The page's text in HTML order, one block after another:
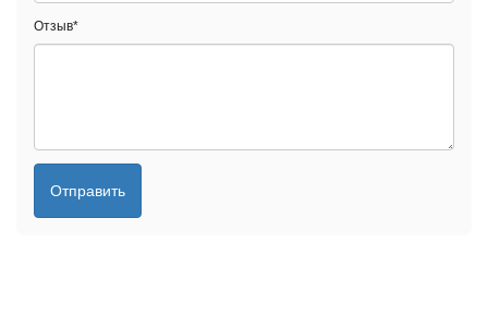
Отзыв*
Отправить